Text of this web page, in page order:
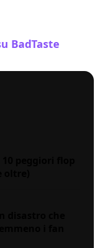
BadTaste
peggiori flop
disastro che
i fan